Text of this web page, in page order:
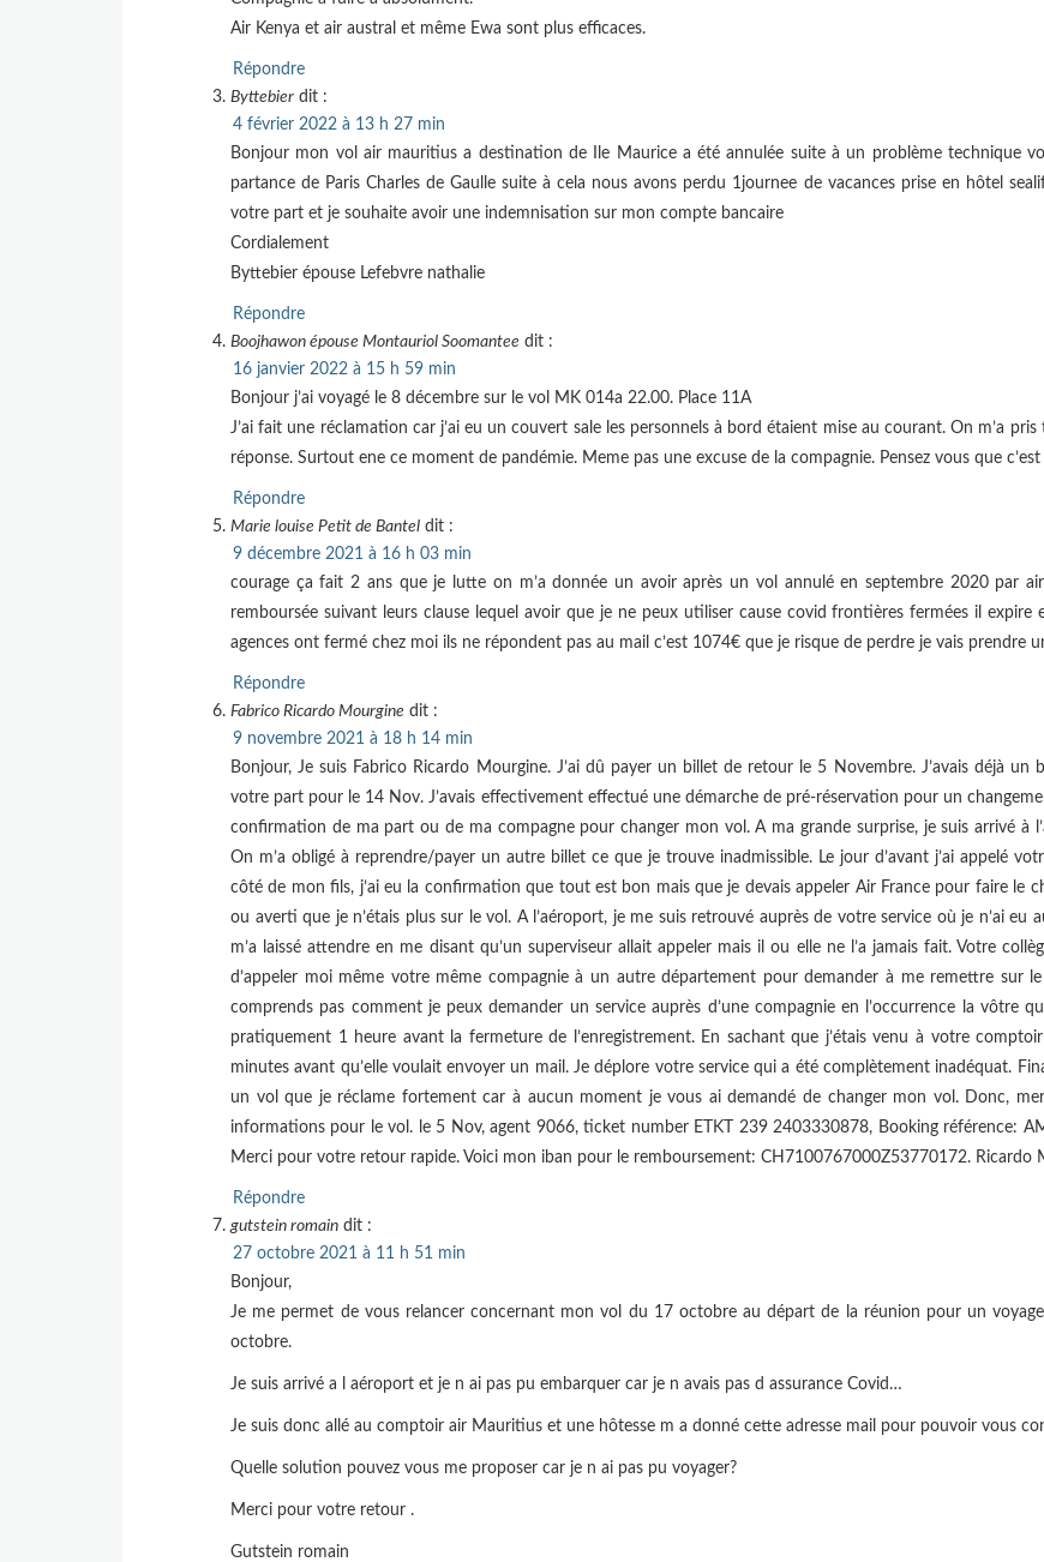
Air Kenya et air austral et même Ewa sont plus efficaces.
Répondre
Byttebier dit :
4 février 2022 à 13 h 27 min
Bonjour mon vol air mauritius a destination de Ile Maurice a été annulée suite à un problème technique
partance de Paris Charles de Gaulle suite à cela nous avons perdu 1journee de vacances prise en hôtel
votre part et je souhaite avoir une indemnisation sur mon compte bancaire
Cordialement
Byttebier épouse Lefebvre nathalie
Répondre
Boojhawon épouse Montauriol Soomantee dit :
16 janvier 2022 à 15 h 59 min
Bonjour j’ai voyagé le 8 décembre sur le vol MK 014a 22.00. Place 11A
J’ai fait une réclamation car j’ai eu un couvert sale les personnels à bord étaient mise au courant. On m’a
réponse. Surtout ene ce moment de pandémie. Meme pas une excuse de la compagnie. Pensez vous que
Répondre
Marie louise Petit de Bantel dit :
9 décembre 2021 à 16 h 03 min
courage ça fait 2 ans que je lutte on m’a donnée un avoir après un vol annulé en septembre 2020 par
remboursée suivant leurs clause lequel avoir que je ne peux utiliser cause covid frontières fermées il expire
agences ont fermé chez moi ils ne répondent pas au mail c’est 1074€ que je risque de perdre je vais prendre
Répondre
Fabrico Ricardo Mourgine dit :
9 novembre 2021 à 18 h 14 min
Bonjour, Je suis Fabrico Ricardo Mourgine. J’ai dû payer un billet de retour le 5 Novembre. J’avais déjà
votre part pour le 14 Nov. J’avais effectivement effectué une démarche de pré-réservation pour un
confirmation de ma part ou de ma compagne pour changer mon vol. A ma grande surprise, je suis arrivé à
On m’a obligé à reprendre/payer un autre billet ce que je trouve inadmissible. Le jour d’avant j’ai appelé
côté de mon fils, j’ai eu la confirmation que tout est bon mais que je devais appeler Air France pour faire le
ou averti que je n’étais plus sur le vol. A l’aéroport, je me suis retrouvé auprès de votre service où je n’ai
m’a laissé attendre en me disant qu’un superviseur allait appeler mais il ou elle ne l’a jamais fait. Votre
d’appeler moi même votre même compagnie à un autre département pour demander à me remettre sur
comprends pas comment je peux demander un service auprès d’une compagnie en l’occurrence la vôtre
pratiquement 1 heure avant la fermeture de l’enregistrement. En sachant que j’étais venu à votre
minutes avant qu’elle voulait envoyer un mail. Je déplore votre service qui a été complètement inadéquat.
un vol que je réclame fortement car à aucun moment je vous ai demandé de changer mon vol. Donc,
informations pour le vol. le 5 Nov, agent 9066, ticket number ETKT 239 2403330878, Booking référence:
Merci pour votre retour rapide. Voici mon iban pour le remboursement: CH7100767000Z53770172. Ricardo
Répondre
gutstein romain dit :
27 octobre 2021 à 11 h 51 min
Bonjour,
Je me permet de vous relancer concernant mon vol du 17 octobre au départ de la réunion pour un
octobre.
Je suis arrivé a l aéroport et je n ai pas pu embarquer car je n avais pas d assurance Covid…
Je suis donc allé au comptoir air Mauritius et une hôtesse m a donné cette adresse mail pour pouvoir vous
Quelle solution pouvez vous me proposer car je n ai pas pu voyager?
Merci pour votre retour .
Gutstein romain